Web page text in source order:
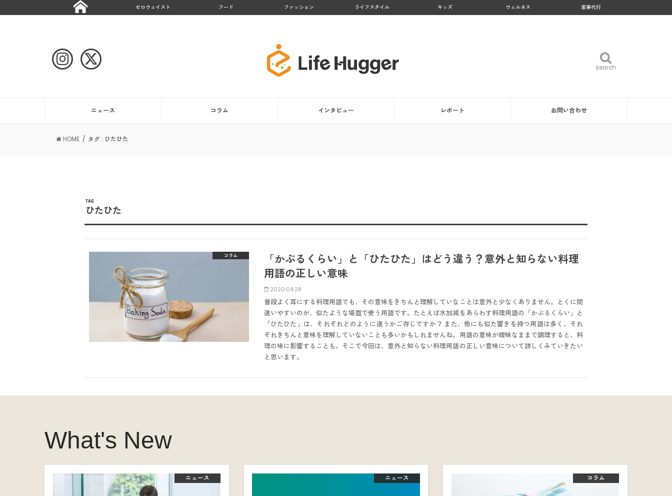
ゼロウェイスト フード ファッション ライフスタイル キッズ ウェルネス 家事代行
search
search
ニュース コラム インタビュー レポート お問い合わせ
HOME タグ : ひたひた
TAG
ひたひた
コラム
「かぶるくらい」と「ひたひた」はどう違う？意外と知らない料理
用語の正しい意味
2020.04.28
普段よく耳にする料理用語でも、その意味をきちんと理解していなことは意外と少なくありません。とくに間
違いやすいのが、似たような場面で使う用語です。たとえば水加減をあらわす料理用語の「かぶるくらい」と
「ひたひた」は、それぞれどのように違うかご存じですか？ また、他にも似た響きを持つ用語は多く、それ
ぞれきちんと意味を理解していないことも多いかもしれませんね。用語の意味が曖昧なままで調理すると、料
理の味に影響することも。そこで今回は、意外と知らない料理用語の正しい意味について詳しくみていきたい
と思います。
What's New
ニュース ニュース コラム